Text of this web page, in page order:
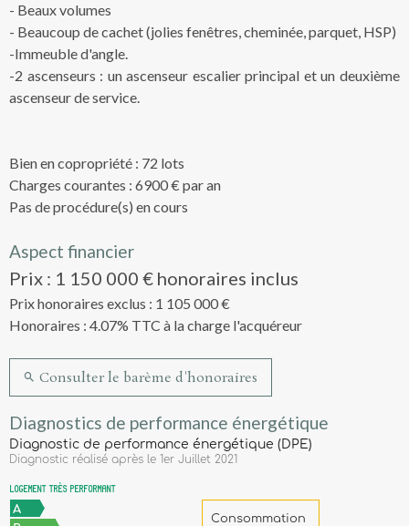
- Beaux volumes
- Beaucoup de cachet (jolies fenêtres, cheminée, parquet, HSP)
-Immeuble d'angle.
-2 ascenseurs : un ascenseur escalier principal et un deuxième
ascenseur de service.
Bien en copropriété : 72 lots
Charges courantes : 6900 € par an
Pas de procédure(s) en cours
Aspect financier
Prix : 1 150 000 € honoraires inclus
Prix honoraires exclus : 1 105 000 €
Honoraires : 4.07% TTC à la charge l'acquéreur
Consulter le barème d'honoraires
Diagnostics de performance énergétique